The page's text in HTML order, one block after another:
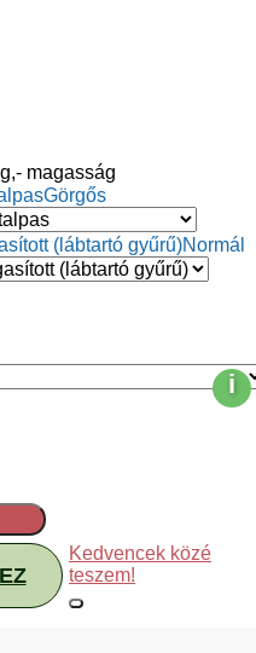
magasság
Görgős
(lábtartó gyűrű)Normál
i
Kedvencek közé
teszem!